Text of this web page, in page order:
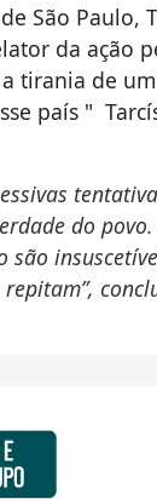
São Paulo,
da ação
tirania de
país "
do